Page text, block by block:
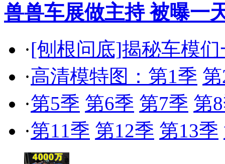
兽兽车展做主持 被曝一
·[刨根问底]揭秘车模
·高清模特图：第1季
·第5季 第6季 第7季 第
·第11季 第12季 第13季